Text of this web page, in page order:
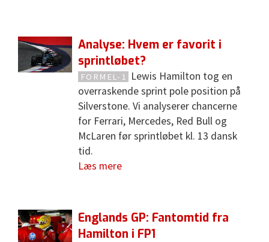
Analyse: Hvem er favorit i
sprintløbet?
FORMEL-1
Lewis Hamilton tog en
overraskende sprint pole position på
Silverstone. Vi analyserer chancerne
for Ferrari, Mercedes, Red Bull og
McLaren før sprintløbet kl. 13 dansk
tid.
Læs mere
Englands GP: Fantomtid fra
Hamilton i FP1